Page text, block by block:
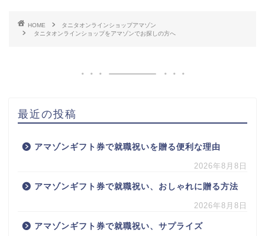
HOME
タニタオンラインショップアマゾン
タニタオンラインショップをアマゾンでお探しの方へ
最近の投稿
アマゾンギフト券で就職祝いを贈る便利な理由
2026年8月8日
アマゾンギフト券で就職祝い、おしゃれに贈る方法
2026年8月8日
アマゾンギフト券で就職祝い、サプライズ